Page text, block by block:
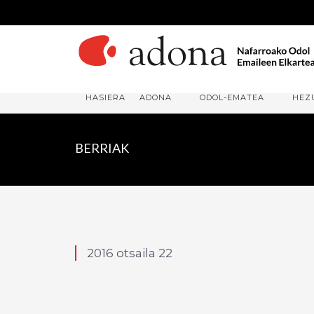
HASIERA ADONA ODOL-EMATEA
BERRIAK
2016 otsaila 22